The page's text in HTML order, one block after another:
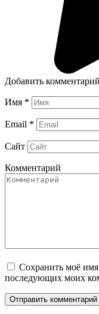
Добавить комментарий
Имя *
Email *
Сайт
Комментарий
Сохранить моё
последующих моих